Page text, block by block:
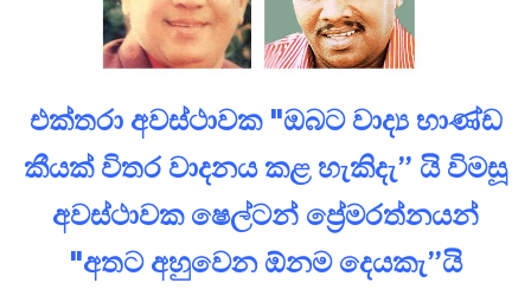
එක්තරා අවස්ථාවක "ඔබට වාද්‍ය භාණ්ඩ
කීයක් විතර වාදනය කළ හැකිදැ” යි විමසූ
අවස්ථාවක ෂෙල්ටන් ප්‍රේමරත්නයන්
"අතට අහුවෙන ඕනම දෙයකැ”යි